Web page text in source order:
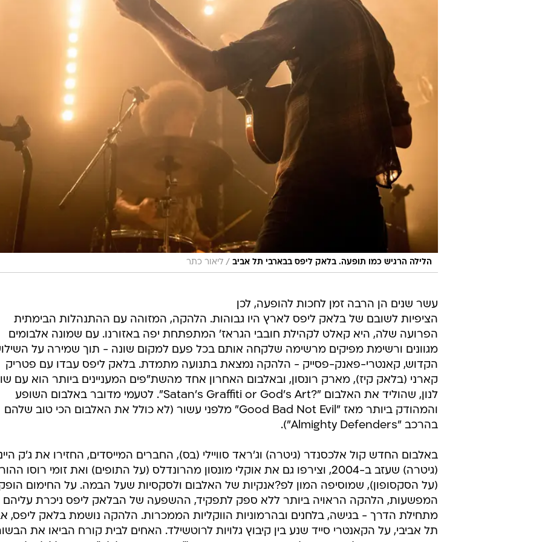
הלילה הרגיש כמו תופעה. בלאק ליפס בבארבי תל אביב / ליאור כתר
עשר שנים הן הרבה זמן לחכות להופעה, לכן
הציפיות לשובם של בלאק ליפס לארץ היו גבוהות. הלהקה, המזוהה עם ההתנהלות הבימתית
הפרועה שלה, היא קאלט לקהילת חובבי הגראז' המתפתחת יפה באזורנו. עם שמונה אלבומים
מגוונים ורשימת מפיקים מרשימה שלקחה אותם בכל פעם למקום שונה - תוך שמירה על
הקדוש, קאנטרי-פאנק-פסייק - הלהקה נמצאת בתנועה מתמדת. בלאק ליפס עבדו עם פטריק
קארני (בלאק קיז), מארק רונסון, ובאלבום האחרון אחד מהשת"פים המעניינים ביותר הוא עם
לנון, שהוליד את האלבום "?Satan's Graffiti or God's Art". לטעמי מדובר באלבום השופע
והמהודק ביותר מאז "Good Bad Not Evil" מלפני עשור (לא כולל את האלבום הכי טוב שלהם
בהרכב "Almighty Defenders").
באלבום החדש קול אלכסנדר (גיטרה) וג'ראד סוויילי (בס), החברים המייסדים, החזירו את ג'ק
(גיטרה) שעזב ב-2004, וצירפו גם את אוקלי מונסון מהרונדלס (על התופים) ואת זומי רוסו
(על הסקסופון), שמוסיפה המון לפ?אנקיות של האלבום ולסקסיות שעל הבמה. על החימום
המפשעות, הלהקה הראויה ביותר ללא ספק לתפקיד, ההשפעה של הבלאק ליפס ניכרת עליהם
מתחילת הדרך - בגישה, בלחנים ובהרמוניות הווקליות הממכרות. הלהקה נושמת בלאק ליפס,
תל אביבי, על הקאנטרי סייד שנע בין קיבוץ גלויות לרוטשילד. האחים לבית קורח הביאו את